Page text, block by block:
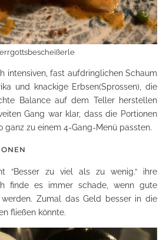
intensiven, fast aufdringlichen Schaum
und knackige Erbsen(Sprossen), die
Balance auf dem Teller herstellen
Gang war klar, dass die Portionen
ganz zu einem 4-Gang-Menü passten.
“Besser zu viel als zu wenig.“ ihre
finde es immer schade, wenn gute
werden. Zumal das Geld besser in die
fließen könnte.